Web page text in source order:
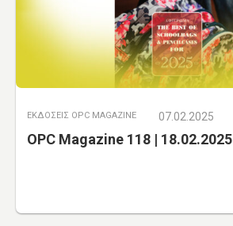
ΕΚΔΟΣΕΙΣ OPC MAGAZINE 07.02.2025
OPC Magazine 118 | 18.02.2025